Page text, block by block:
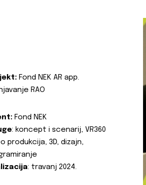
Fond NEK AR app.
RAO
Fond NEK
: koncept i scenarij, VR360
produkcija, 3D, dizajn,
: travanj 2024.